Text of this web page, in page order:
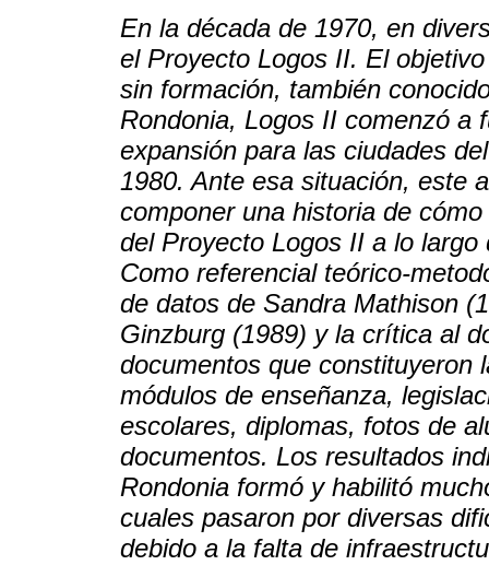
En la década de 1970, en
el Proyecto Logos II. El
sin formación, también
Rondonia, Logos II comenzó a
expansión para las ciudades
1980. Ante esa situación, este
componer una historia de
del Proyecto Logos II a lo
Como referencial teórico-
de datos de Sandra Mathison
Ginzburg (1989) y la crítica al
documentos que constituyeron
módulos de enseñanza,
escolares, diplomas, fotos de
documentos. Los resultados
Rondonia formó y habilitó
cuales pasaron por diversas
debido a la falta de